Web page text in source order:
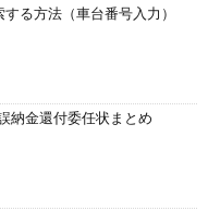
る方法（車台番号入力）
納金還付委任状まとめ